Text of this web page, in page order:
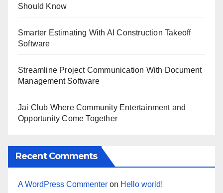
Should Know
Smarter Estimating With AI Construction Takeoff
Software
Streamline Project Communication With Document
Management Software
Jai Club Where Community Entertainment and
Opportunity Come Together
Recent Comments
A WordPress Commenter on Hello world!